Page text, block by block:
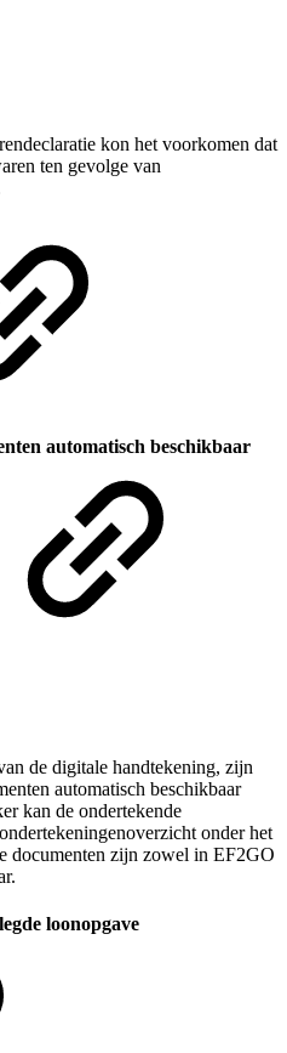
kon het voorkomen dat
ten gevolge van
automatisch beschikbaar
de digitale handtekening, zijn
automatisch beschikbaar
kan de ondertekende
onder het
documenten zijn zowel in EF2GO
loonopgave